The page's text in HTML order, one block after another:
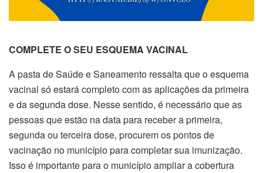
COMPLETE O SEU ESQUEMA VACINAL
A pasta de Saúde e Saneamento ressalta que o esquema
vacinal só estará completo com as aplicações da primeira
e da segunda dose. Nesse sentido, é necessário que as
pessoas que estão na data para receber a primeira,
segunda ou terceira dose, procurem os pontos de
vacinação no município para completar sua imunização.
Isso é importante para o município ampliar a cobertura